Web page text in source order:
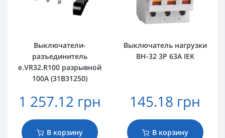
Выключатели-
разъединитель
e.VR32.R100 разрывной
100А (31В31250)
1 257.12 грн
В корзину
Выключатель нагрузки
ВН-32 3Р 63А IEK
145.18 грн
В корзину